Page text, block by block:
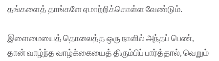
தங்களைத் தாங்களே ஏமாற்றிக்கொள்ள வேண்டும்.
இளைமையைத் தொலைத்த ஒரு நாளில் அந்தப் பெண்,
தான் வாழ்ந்த வாழ்க்கையைத் திரும்பிப் பார்த்தால், வெறும்